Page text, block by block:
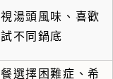
湯頭風味、喜歡
不同鍋底
選擇困難症、希